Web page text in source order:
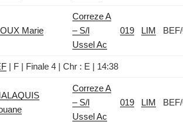
Marie
Correze A
– S/l
Ussel Ac
019 LIM
| F | Finale 4 | Chr : E | 14:38
Correze A
– S/l
Ussel Ac
019 LIM